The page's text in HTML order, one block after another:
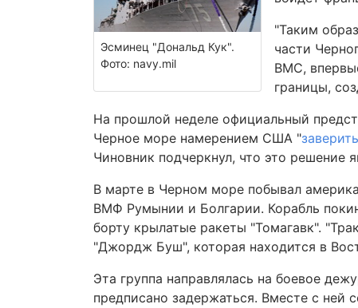
Эсминец "Дональд Кук".
Фото: navy.mil
"Таким
части
ВМС,
границы,
На прошлой неделе официальный
Черное море намерением США "
Чиновник подчеркнул, что это решение
В марте в Черном море побывал
ВМФ Румынии и Болгарии. Корабль
борту крылатые ракеты "Томагавк".
"Джордж Буш", которая находится в
Эта группа направлялась на боевое
предписано задержаться. Вместе с ней